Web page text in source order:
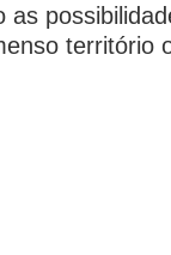
território